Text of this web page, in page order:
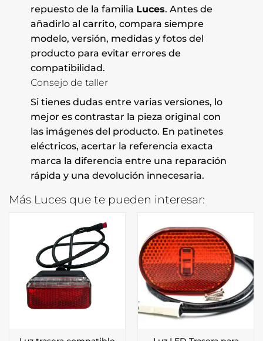
repuesto de la familia Luces. Antes de
añadirlo al carrito, compara siempre
modelo, versión, medidas y fotos del
producto para evitar errores de
compatibilidad.
Consejo de taller
Si tienes dudas entre varias versiones, lo
mejor es contrastar la pieza original con
las imágenes del producto. En patinetes
eléctricos, acertar la referencia exacta
marca la diferencia entre una reparación
rápida y una devolución innecesaria.
Más Luces que te pueden interesar: